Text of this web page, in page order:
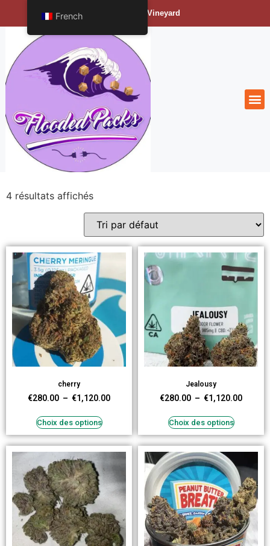
Bengals Vineyard
4 résultats affichés
cherry
€280.00 – €1,120.00
Choix des options
Jealousy
€280.00 – €1,120.00
Choix des options
French